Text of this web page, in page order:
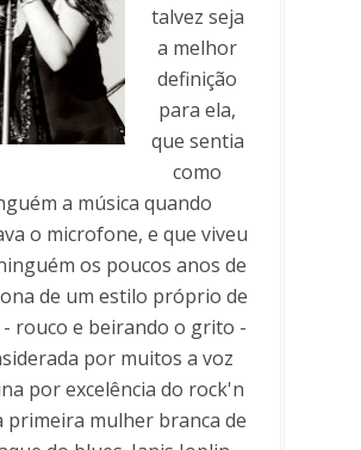
talvez seja
a melhor
definição
para ela,
que sentia
como
a música quando
o microfone, e que viveu
os poucos anos de
de um estilo próprio de
rouco e beirando o grito -
por muitos a voz
por excelência do rock'n
primeira mulher branca de